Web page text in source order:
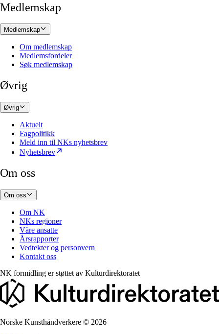
Medlemskap
Medlemskap
Om medlemskap
Medlemsfordeler
Søk medlemskap
Øvrig
Øvrig
Aktuelt
Fagpolitikk
Meld inn til NKs nyhetsbrev
Nyhetsbrev
Om oss
Om oss
Om NK
NKs regioner
Våre ansatte
Årsrapporter
Vedtekter og personvern
Kontakt oss
NK formidling er støttet av Kulturdirektoratet
Norske Kunsthåndverkere © 2026